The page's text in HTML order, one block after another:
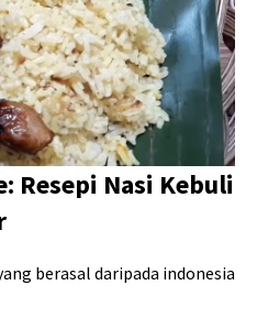
Resepi Nasi Kebuli
berasal daripada indonesia